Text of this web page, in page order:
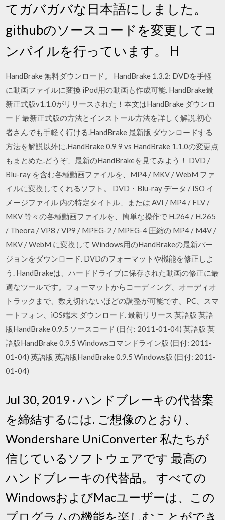
てガバガバな日本語にしました。
githubのソースコードを変更してコ
ンパイルを行っています。 H
HandBrake 無料ダウンロード。 HandBrake 1.3.2: DVDを手軽
に動画ファイルに変換 iPod用の動画も作成可能. HandBrake最
新正式版v1.1.0がリリースされた！本文はHandBrake ダウンロ
ード 最新正式版の方法とインストール方法を詳しく解説.初心
者さんでも手軽く行ける.HandBrake 最新版 ダウンロードする
方法を解説以外に,HandBrake 0.9 9 vs HandBrake 1.1.0の変更点
もまとめた.どうぞ、最新のHandBrakeを見てみよう！ DVD /
Blu-ray を含む各種動画ファイルを、MP4 / MKV / WebM ファ
イルに変換してくれるソフト。 DVD・Blu-ray データ / ISO イ
メージファイル 内の特定タイトル、または AVI / MP4 / FLV /
MKV 等々の各種動画ファイルを、簡単な操作で H.264 / H.265
/ Theora / VP8 / VP9 / MPEG-2 / MPEG-4 圧縮の MP4 / M4V /
MKV / WebM に変換して Windows用のHandBrakeの最新バー
ジョンをダウンロード. DVDのフォーマットや機能を修正しよ
う. HandBrakeは、ハードドライブに保存された動画の修正に最
適なツールです。フォーマットからコーディング、オーディオ
トラックまで、数え切れないほどの調整が可能です。PC、スマ
ートフォン、iOS端末 ダウンロード. 最新リリース 英語版 英語
版HandBrake 0.9.5 ソースコード (日付: 2011-01-04) 英語版 英
語版HandBrake 0.9.5 Windowsコマンドライン版 (日付: 2011-
01-04) 英語版 英語版HandBrake 0.9.5 Windows版 (日付: 2011-
01-04)
Jul 30, 2019 · ハンドブレーキの代替案
を締結するには. ご想像のとおり、
Wondershare UniConverter 私たちが
信じているソフトウェアです 最高の
ハンドブレーキの代替品。 すべての
WindowsおよびMacユーザーは、この
プログラムの機能を楽しむことができ